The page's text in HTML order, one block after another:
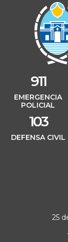
911
EMERGENCIA
POLICIAL
103
DEFENSA CIVIL
25